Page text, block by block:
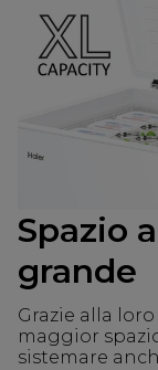
Spazio
grande
Grazie alla
maggior
sistemare